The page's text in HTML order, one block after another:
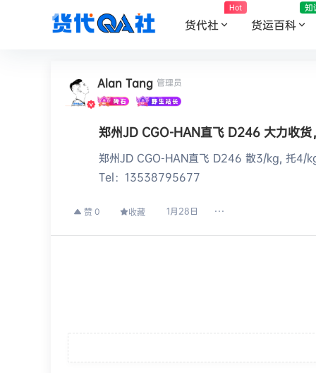
货代社
Hot
货运百科
知
Alan Tang 管理员
郑州JD CGO-HAN直飞 D246 大力收货
郑州JD CGO-HAN直飞 D246 散3/kg, 托4/
Tel：13538795677
赞 0 收藏 1月28日